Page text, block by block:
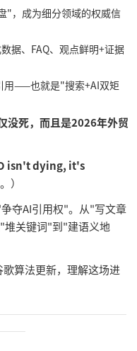
"，成为细分领域的权威信
据、FAQ、观点鲜明+证据
用——也就是"搜索+AI双矩
没死，而且是2026年外贸
isn't dying, it's
）
夺AI引用权"。从"写文章
堆关键词"到"建语义地
歌算法更新，理解这场进